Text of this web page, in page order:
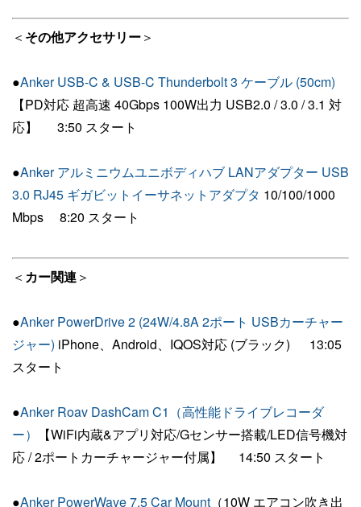
＜ その他アクセサリー＞
●Anker USB-C & USB-C Thunderbolt 3 ケーブル (50cm)
【PD対応 超高速 40Gbps 100W出力 USB2.0 / 3.0 / 3.1 対
応】 3:50 スタート
●Anker アルミニウムユニボディハブ LANアダプター USB
3.0 RJ45 ギガビットイーサネットアダプタ 10/100/1000
Mbps 8:20 スタート
＜ カー関連＞
●Anker PowerDrive 2 (24W/4.8A 2ポート USBカーチャー
ジャー) iPhone、Android、IQOS対応 (ブラック) 13:05
スタート
●Anker Roav DashCam C1（高性能ドライブレコーダ
ー）
【WiFi内蔵&アプリ対応/Gセンサー搭載/LED信号機対
応 / 2ポートカーチャージャー付属】 14:50 スタート
●Anker PowerWave 7.5 Car Mount （10W エアコン吹き出